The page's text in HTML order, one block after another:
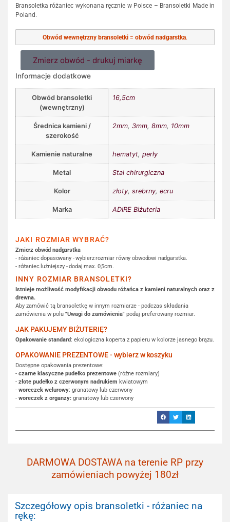
Bransoletka różaniec wykonana ręcznie w Polsce – Bransoletki Made in
Poland.
Obwód wewnętrzny bransoletki = obwód nadgarstka.
Zmierz obwód - drukuj miarkę
Informacje dodatkowe
Obwód bransoletki
(wewnętrzny)
16,5cm
Średnica kamieni /
szerokość
2mm, 3mm, 8mm, 10mm
Kamienie naturalne hematyt, perły
Metal Stal chirurgiczna
Kolor złoty, srebrny, ecru
Marka ADIRE Biżuteria
JAKI ROZMIAR WYBRAĆ?
Zmierz obwód nadgarstka
- różaniec dopasowany - wybierz rozmiar równy obwodowi nadgarstka.
- różaniec luźniejszy - dodaj max. 0,5cm.
INNY ROZMIAR BRANSOLETKI?
Istnieje możliwość modyfikacji obwodu różańca z kamieni naturalnych oraz z
drewna.
Aby zamówić tą bransoletkę w innym rozmiarze - podczas składania
zamówienia w polu "Uwagi do zamówienia" podaj preferowany rozmiar.
JAK PAKUJEMY BIŻUTERIĘ?
Opakowanie standard: ekologiczna koperta z papieru w kolorze jasnego brązu.
OPAKOWANIE PREZENTOWE - wybierz w koszyku
Dostępne opakowania prezentowe:
- czarne klasyczne pudełko prezentowe (różne rozmiary)
- złote pudełko z czerwonym nadrukiem kwiatowym
- woreczek welurowy: granatowy lub czerwony
- woreczek z organzy: granatowy lub czerwony
DARMOWA DOSTAWA na terenie RP przy
zamówieniach powyżej 180zł
Szczegółowy opis bransoletki - różaniec na
rękę: